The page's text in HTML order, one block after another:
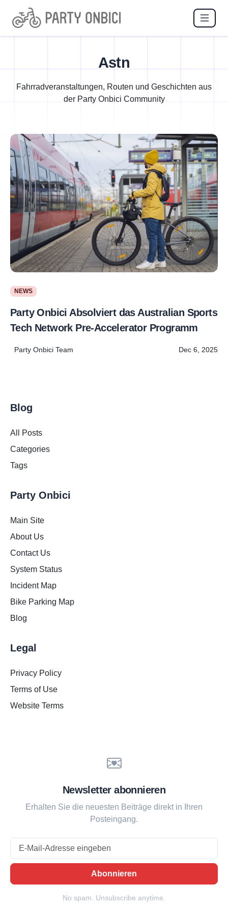
Astn
Fahrradveranstaltungen, Routen und Geschichten aus
der Party Onbici Community
NEWS
Party Onbici Absolviert das Australian Sports
Tech Network Pre-Accelerator Programm
Party Onbici Team Dec 6, 2025
Blog
All Posts
Categories
Tags
Party Onbici
Main Site
About Us
Contact Us
System Status
Incident Map
Bike Parking Map
Blog
Legal
Privacy Policy
Terms of Use
Website Terms
Newsletter abonnieren
Erhalten Sie die neuesten Beiträge direkt in Ihren
Posteingang.
Abonnieren
No spam. Unsubscribe anytime.